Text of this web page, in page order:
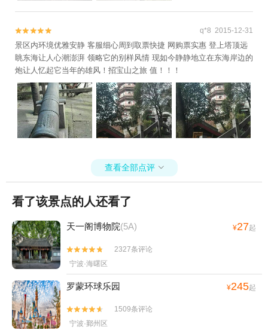

 q*8 2015-12-31
景区内环境优雅安静 客服细心周到取票快捷 网购票实惠 登上塔顶远
眺东海让人心潮澎湃 领略它的别样风情 现如今静静地立在东海岸边的
炮让人忆起它当年的雄风！招宝山之旅 值！！！
查看全部点评 
看了该景点的人还看了
天一阁博物院(5A) ¥27起


2327条评论
宁波·海曙区
罗蒙环球乐园 ¥245起


1509条评论
宁波·鄞州区